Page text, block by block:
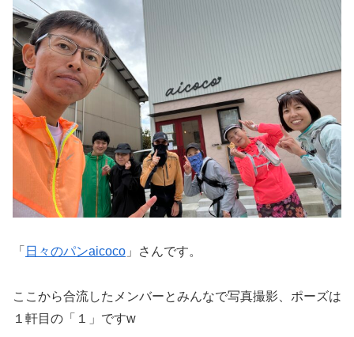
「 日々のパンaicoco 」さんです。
ここから合流したメンバーとみんなで写真撮影、ポーズは
１軒目の「１」ですw